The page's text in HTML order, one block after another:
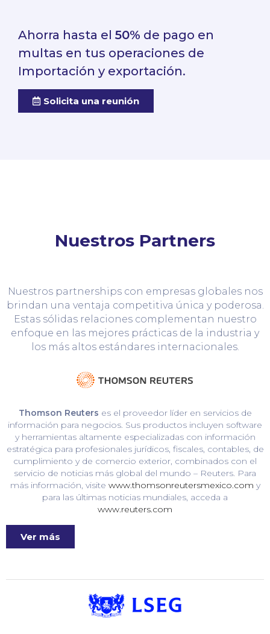
Ahorra hasta el 50% de pago en
multas en tus operaciones de
Importación y exportación.
Solicita una reunión
Nuestros Partners
Nuestros partnerships con empresas globales nos
brindan una ventaja competitiva única y poderosa.
Estas sólidas relaciones complementan nuestro
enfoque en las mejores prácticas de la industria y
los más altos estándares internacionales.
Thomson Reuters es el proveedor líder en servicios de
información para negocios. Sus productos incluyen software
y herramientas altamente especializadas con información
estratégica para profesionales jurídicos, fiscales, contables, de
cumplimiento y de comercio exterior, combinados con el
servicio de noticias más global del mundo – Reuters. Para
más información, visite www.thomsonreutersmexico.com y
para las últimas noticias mundiales, acceda a
www.reuters.com
Ver más